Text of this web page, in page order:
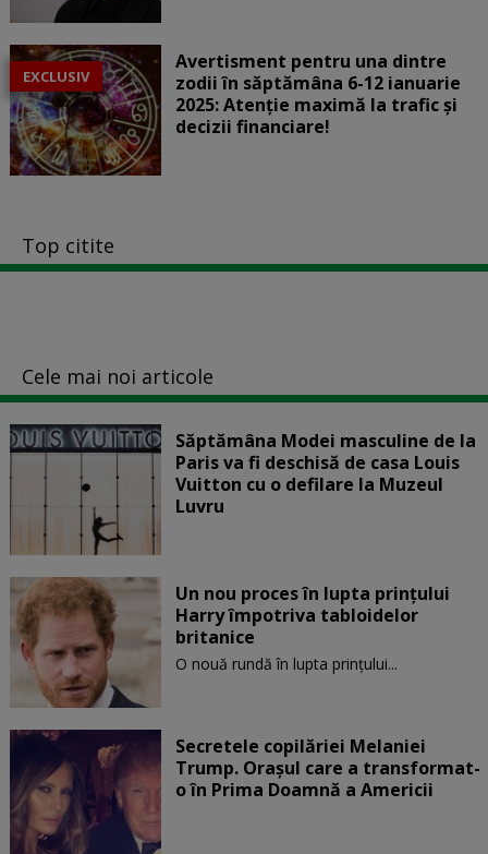
EXCLUSIV
Avertisment pentru una dintre
zodii în săptămâna 6-12 ianuarie
2025: Atenție maximă la trafic și
decizii financiare!
Top citite
Cele mai noi articole
Săptămâna Modei masculine de la
Paris va fi deschisă de casa Louis
Vuitton cu o defilare la Muzeul
Luvru
Un nou proces în lupta prinţului
Harry împotriva tabloidelor
britanice
O nouă rundă în lupta prinţului...
Secretele copilăriei Melaniei
Trump. Orașul care a transformat-
o în Prima Doamnă a Americii